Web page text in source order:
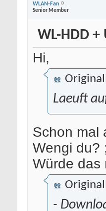
WLAN-Fan
Senior Member
WL-HDD +
Hi,
Laeuft
Schon mal
Wengi du?
Würde das
-